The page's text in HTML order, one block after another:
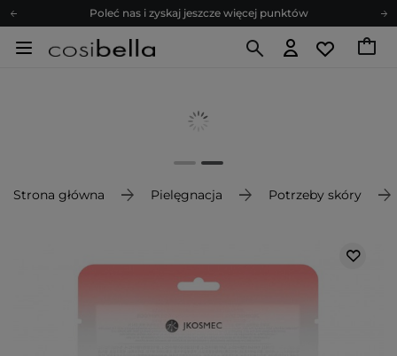
Poleć nas i zyskaj jeszcze więcej punktów
Zapisz się na newsletter pełen porad
Poleć nas i zyskaj jeszcze więcej punktów
Strona główna Pielęgnacja Potrzeby skóry